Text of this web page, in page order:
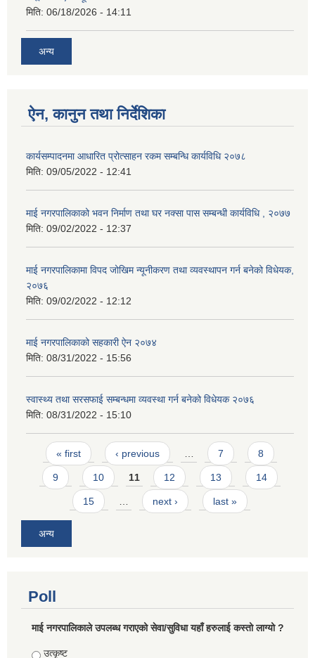
मिति: 06/18/2026 - 14:11
अन्य
ऐन, कानुन तथा निर्देशिका
कार्यसम्पादनमा आधारित प्रोत्साहन रकम सम्बन्धि कार्यविधि २०७८
मिति: 09/05/2022 - 12:41
माई नगरपालिकाको भवन निर्माण तथा घर नक्सा पास सम्बन्धी कार्यविधि , २०७७
मिति: 09/02/2022 - 12:37
माई नगरपालिकामा विपद जोखिम न्यूनीकरण तथा व्यवस्थापन गर्न बनेको विधेयक,
२०७६
मिति: 09/02/2022 - 12:12
माई नगरपालिकाको सहकारी ऐन २०७४
मिति: 08/31/2022 - 15:56
स्वास्थ्य तथा सरसफाई सम्बन्धमा व्यवस्था गर्न बनेको विधेयक २०७६
मिति: 08/31/2022 - 15:10
Pages
« first ‹ previous 7 8
9 10 11 12 13 14
15 next › last »
अन्य
Poll
माई नगरपालिकाले उपलब्ध गराएको सेवा/सुविधा यहाँ हरुलाई कस्तो लाग्यो ?
Choices
उत्कृष्ट